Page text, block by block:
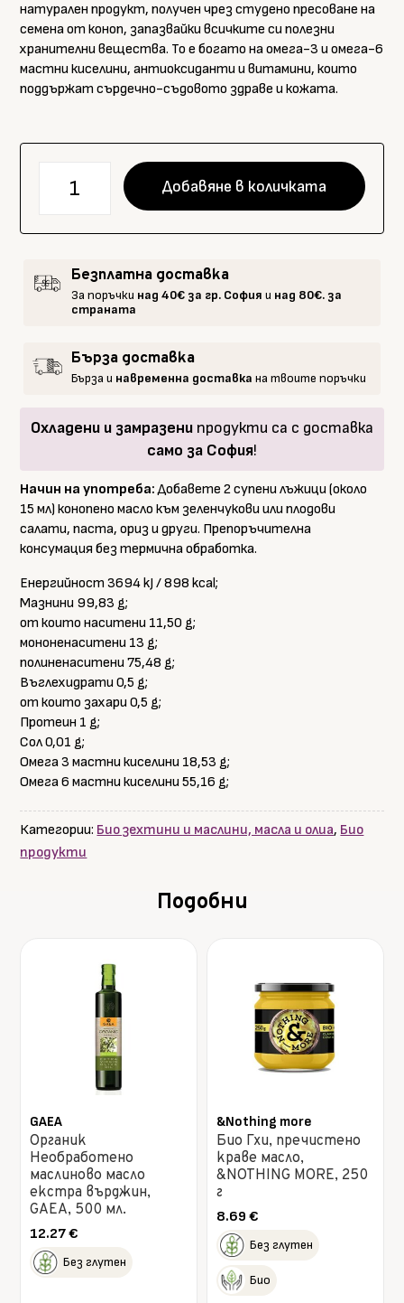
натурален продукт, получен чрез студено пресоване на
семена от коноп, запазвайки всичките си полезни
хранителни вещества. То е богато на омега-3 и омега-6
мастни киселини, антиоксиданти и витамини, които
поддържат сърдечно-съдовото здраве и кожата.
Биологично
Пресовано
Конопено
250мл
Добавяне в количката
Безплатна доставка
За поръчки над 40€ за гр. София и над 80€. за
страната
Бърза доставка
Бърза и навременна доставка на твоите поръчки
Охладени и замразени продукти са с доставка
само за София!
Начин на употреба:Добавете 2 супени лъжици (около
15 мл) конопено масло към зеленчукови или плодови
салати, паста, ориз и други. Препоръчителна
консумация без термична обработка.
Енергийност 3694 kJ / 898 kcal;
Мазнини 99,83 g;
от които наситени 11,50 g;
мононенаситени 13 g;
полиненаситени 75,48 g;
Въглехидрати 0,5 g;
от които захари 0,5 g;
Протеин 1 g;
Сол 0,01 g;
Омега 3 мастни киселини 18,53 g;
Омега 6 мастни киселини 55,16 g;
Категории: Био зехтини и маслини, масла и олиа, Био
продукти
Подобни
GAEA
Органик
Необработено
маслиново масло
екстра върджин,
GAEA, 500 мл.
12.27€
Без глутен
&Nothing more
Био Гхи, пречистено
краве масло,
&NOTHING MORE, 250
г
8.69 €
Без глутен
Био